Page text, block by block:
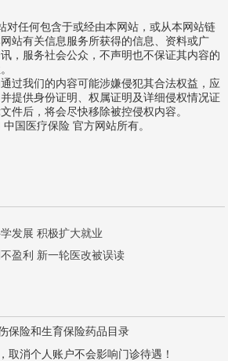
任何包含于或经由本网站，或从本网站链
站有关信息服务所获得的信息、资料或广
，服务社会公众，不声明也不保证其内容的
我们的内容可能涉嫌侵犯其合法权益，应
提供身份证明、权属证明及详细侵权情况证
件后，将会尽快移除被控侵权内容。
医疗保险 官方网站所有。
发展 积极扩大就业
盈利 新一轮医改被误读
保险和生育保险药品目录
取消个人账户不会影响门诊待遇！